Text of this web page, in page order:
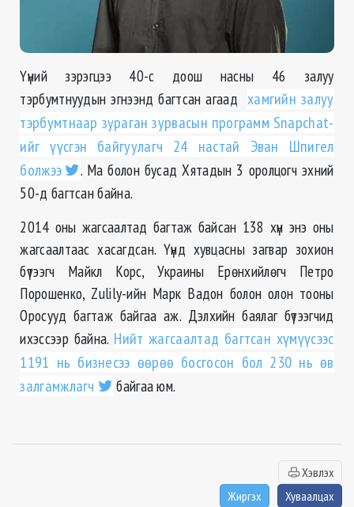
Үүний зэрэгцээ 40-с доош насны 46 залуу
тэрбумтнуудын эгнээнд багтсан агаад хамгийн залуу
тэрбумтнаар зураган зурвасын программ Snapchat-
ийг үүсгэн байгуулагч 24 настай Эван Шпигел
болжээ
. Ма болон бусад Хятадын 3 оролцогч эхний
50-д багтсан байна.
2014 оны жагсаалтад багтаж байсан 138 хүн энэ оны
жагсаалтаас хасагдсан. Үүнд хувцасны загвар зохион
бүтээгч Майкл Корс, Украины Ерөнхийлөгч Петро
Порошенко, Zulily-ийн Марк Вадон болон олон тооны
Оросууд багтаж байгаа аж. Дэлхийн баялаг бүтээгчид
ихэссээр байна. Нийт жагсаалтад багтсан хүмүүсээс
1191 нь бизнесээ өөрөө босгосон бол 230 нь өв
залгамжлагч
байгаа юм.
Хэвлэх
Жиргэх
Хуваалцах